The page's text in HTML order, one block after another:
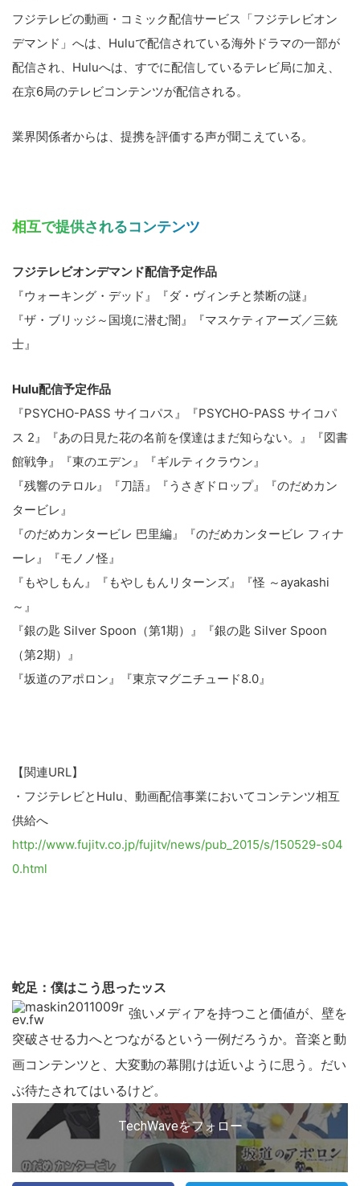
フジテレビの動画・コミック配信サービス「フジテレビオン
デマンド」へは、Huluで配信されている海外ドラマの一部が
配信され、Huluへは、すでに配信しているテレビ局に加え、
在京6局のテレビコンテンツが配信される。
業界関係者からは、提携を評価する声が聞こえている。
相互で提供されるコンテンツ
フジテレビオンデマンド配信予定作品
『ウォーキング・デッド』『ダ・ヴィンチと禁断の謎』
『ザ・ブリッジ～国境に潜む闇』『マスケティアーズ／三銃
士』
Hulu配信予定作品
『PSYCHO-PASS サイコパス』『PSYCHO-PASS サイコパ
ス 2』『あの日見た花の名前を僕達はまだ知らない。』『図書
館戦争』『東のエデン』『ギルティクラウン』
『残響のテロル』『刀語』『うさぎドロップ』『のだめカン
タービレ』
『のだめカンタービレ 巴里編』『のだめカンタービレ フィナ
ーレ』『モノノ怪』
『もやしもん』『もやしもんリターンズ』『怪 ～ayakashi
～』
『銀の匙 Silver Spoon（第1期）』『銀の匙 Silver Spoon
（第2期）』
『坂道のアポロン』『東京マグニチュード8.0』
【関連URL】
・フジテレビとHulu、動画配信事業においてコンテンツ相互
供給へ
http://www.fujitv.co.jp/fujitv/news/pub_2015/s/150529-s04
0.html
蛇足：僕はこう思ったッス
強いメディアを持つこと価値が、壁を
突破させる力へとつながるという一例だろうか。音楽と動
画コンテンツと、大変動の幕開けは近いように思う。だい
ぶ待たされてはいるけど。
TechWaveをフォロー